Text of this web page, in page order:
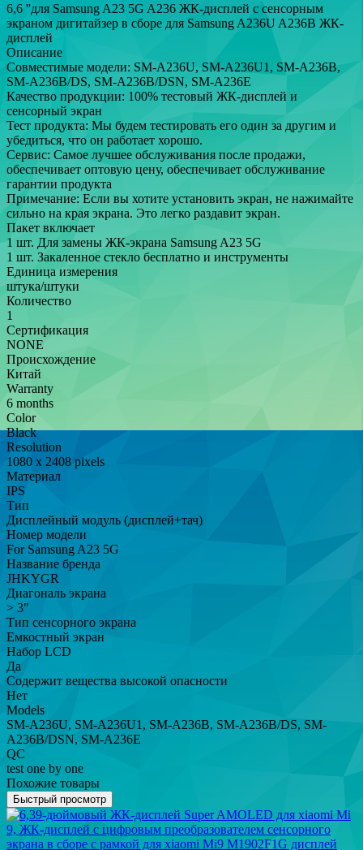
6,6 ''для Samsung A23 5G A236 ЖК-дисплей с сенсорным
экраном дигитайзер в сборе для Samsung A236U A236B ЖК-
дисплей
Описание
Совместимые модели: SM-A236U, SM-A236U1, SM-A236B,
SM-A236B/DS, SM-A236B/DSN, SM-A236E
Качество продукции: 100% тестовый ЖК-дисплей и
сенсорный экран
Тест продукта: Мы будем тестировать его один за другим и
убедиться, что он работает хорошо.
Сервис: Самое лучшее обслуживания после продажи,
обеспечивает оптовую цену, обеспечивает обслуживание
гарантии продукта
Примечание: Если вы хотите установить экран, не нажимайте
сильно на края экрана. Это легко раздавит экран.
Пакет включает
1 шт. Для замены ЖК-экрана Samsung A23 5G
1 шт. Закаленное стекло бесплатно и инструменты
Единица измерения
штука/штуки
Количество
1
Сертификация
NONE
Происхождение
Китай
Warranty
6 months
Color
Black
Resolution
1080 x 2408 pixels
Материал
IPS
Тип
Дисплейный модуль (дисплей+тач)
Номер модели
For Samsung A23 5G
Название бренда
JHKYGR
Диагональ экрана
> 3"
Тип сенсорного экрана
Емкостный экран
Набор LCD
Да
Содержит вещества высокой опасности
Нет
Models
SM-A236U, SM-A236U1, SM-A236B, SM-A236B/DS, SM-
A236B/DSN, SM-A236E
QC
test one by one
Похожие товары
Быстрый просмотр